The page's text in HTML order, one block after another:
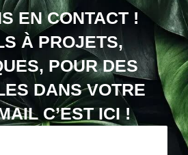
EN CONTACT !
À PROJETS,
POUR DES
DANS VOTRE
C’EST ICI !